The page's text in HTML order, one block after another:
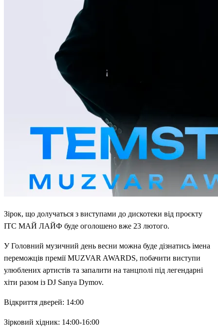
Зірок, що долучаться з виступами до дискотеки від проєкту
ІТС МАЙ ЛАЙФ буде оголошено вже 23 лютого.
У Головний музичний день весни можна буде дізнатись імена
переможців премії MUZVAR AWARDS, побачити виступи
улюблених артистів та запалити на танцполі під легендарні
хіти разом із DJ Sanya Dymov.
Відкриття дверей: 14:00
Зірковий хідник: 14:00-16:00